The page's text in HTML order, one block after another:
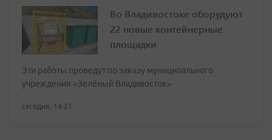
Во Владивостоке оборудуют
22 новые контейнерные
площадки
Эти работы проведут по заказу муниципального
учреждения «Зелёный Владивосток»
сегодня, 14:21